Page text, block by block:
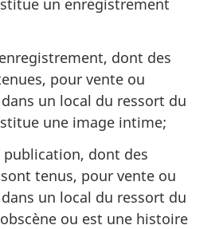
un enregistrement
dont des
pour vente ou
un local du ressort du
une image intime;
dont des
tenus, pour vente ou
un local du ressort du
ou est une histoire